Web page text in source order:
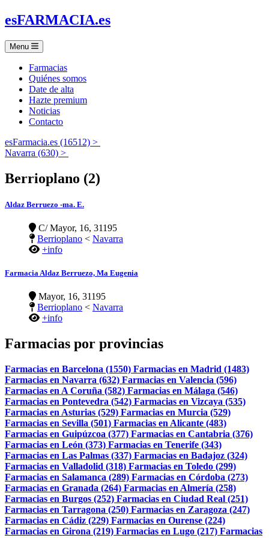
esFARMACIA.es
Menu
Farmacias
Quiénes somos
Date de alta
Hazte premium
Noticias
Contacto
esFarmacia.es (16512) >
Navarra (630) >
Berrioplano (2)
Aldaz Berruezo -ma. E.
C/ Mayor, 16, 31195
Berrioplano < Navarra
+info
Farmacia Aldaz Berruezo, Ma Eugenia
Mayor, 16, 31195
Berrioplano < Navarra
+info
Farmacias por provincias
Farmacias en Barcelona (1550) Farmacias en Madrid (1483)
Farmacias en Navarra (632) Farmacias en Valencia (596)
Farmacias en A Coruña (582) Farmacias en Málaga (546)
Farmacias en Pontevedra (542) Farmacias en Vizcaya (535)
Farmacias en Asturias (529) Farmacias en Murcia (529)
Farmacias en Sevilla (501) Farmacias en Alicante (483)
Farmacias en Guipúzcoa (377) Farmacias en Cantabria (376)
Farmacias en León (373) Farmacias en Tenerife (343)
Farmacias en Las Palmas (337) Farmacias en Badajoz (324)
Farmacias en Valladolid (318) Farmacias en Toledo (299)
Farmacias en Salamanca (289) Farmacias en Córdoba (273)
Farmacias en Granada (264) Farmacias en Almería (258)
Farmacias en Burgos (252) Farmacias en Ciudad Real (251)
Farmacias en Tarragona (250) Farmacias en Zaragoza (247)
Farmacias en Cádiz (229) Farmacias en Ourense (224)
Farmacias en Girona (219) Farmacias en Lugo (217) Farmacias